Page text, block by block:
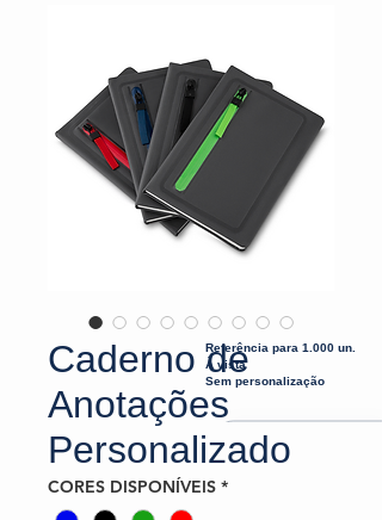
Caderno de
Anotações
Personalizado
CORES DISPONÍVEIS *
Referência para 1.000 un.
À vista
Sem personalização